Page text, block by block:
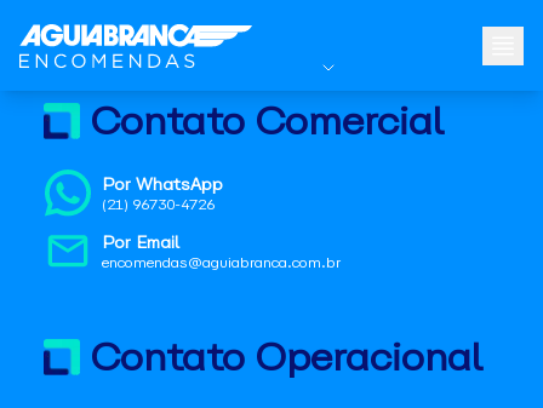
Contato Comercial
Por WhatsApp
(21) 96730-4726
Por Email
encomendas@aguiabranca.com.br
Contato Operacional